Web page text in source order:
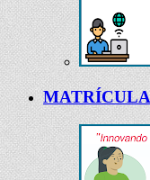
MATRÍCULA